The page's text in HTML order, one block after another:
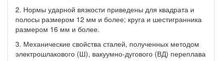
2. Нормы ударной вязкости приведены для квадрата и
полосы размером 12 мм и более; круга и шестигранника
размером 16 мм и более.
3. Механические свойства сталей, полученных методом
электрошлакового (Ш), вакуумно-дугового (ВД) переплава